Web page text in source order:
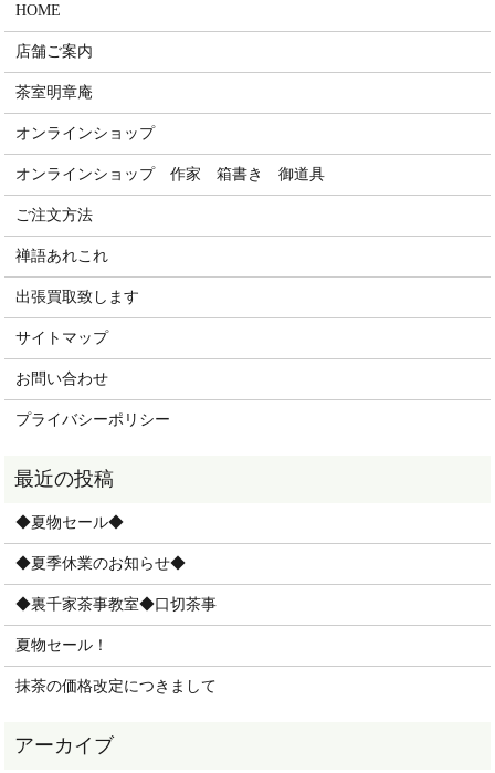
HOME
店舗ご案内
茶室明章庵
オンラインショップ
オンラインショップ 作家 箱書き 御道具
ご注文方法
禅語あれこれ
出張買取致します
サイトマップ
お問い合わせ
プライバシーポリシー
◆夏物セール◆
◆夏季休業のお知らせ◆
◆裏千家茶事教室◆口切茶事
夏物セール！
抹茶の価格改定につきまして